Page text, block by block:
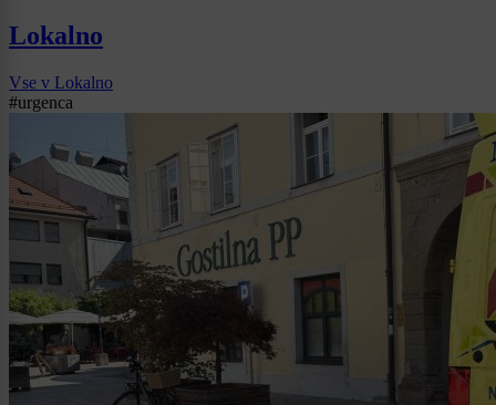
Lokalno
Vse v Lokalno
#urgenca